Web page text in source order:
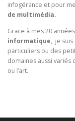
infogérance et pour
de multimédia.
Grace à mes 20
informatique, je suis
particuliers ou des
domaines aussi variés
ou l’art.